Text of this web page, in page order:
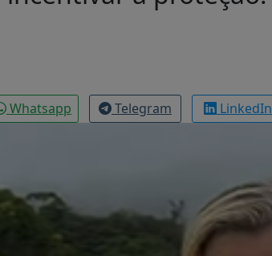
Whatsapp Telegram LinkedIn